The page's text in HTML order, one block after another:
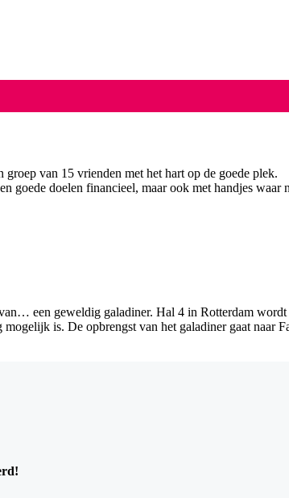
groep van 15 vrienden met het hart op de goede plek.
goede doelen financieel, maar ook met handjes waar
een geweldig galadiner. Hal 4 in Rotterdam
is. De opbrengst van het galadiner gaat